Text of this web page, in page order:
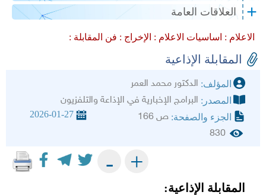
العلاقات العامة
الاعلام : اساسيات الاعلام : الإخراج : فن المقابلة :
المقابلة الإذاعية
المؤلف: الدكتور محمد العمر
المصدر: البرامج الإخبارية في الإذاعة والتلفزيون
الجزء والصفحة: ص 166 2026-01-27
830
+
-
المقابلة الإذاعية: